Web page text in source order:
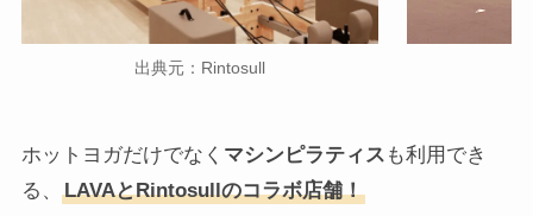
出典元：Rintosull
ホットヨガだけでなく マシンピラティス も利用でき
る、
LAVAとRintosullのコラボ店舗！